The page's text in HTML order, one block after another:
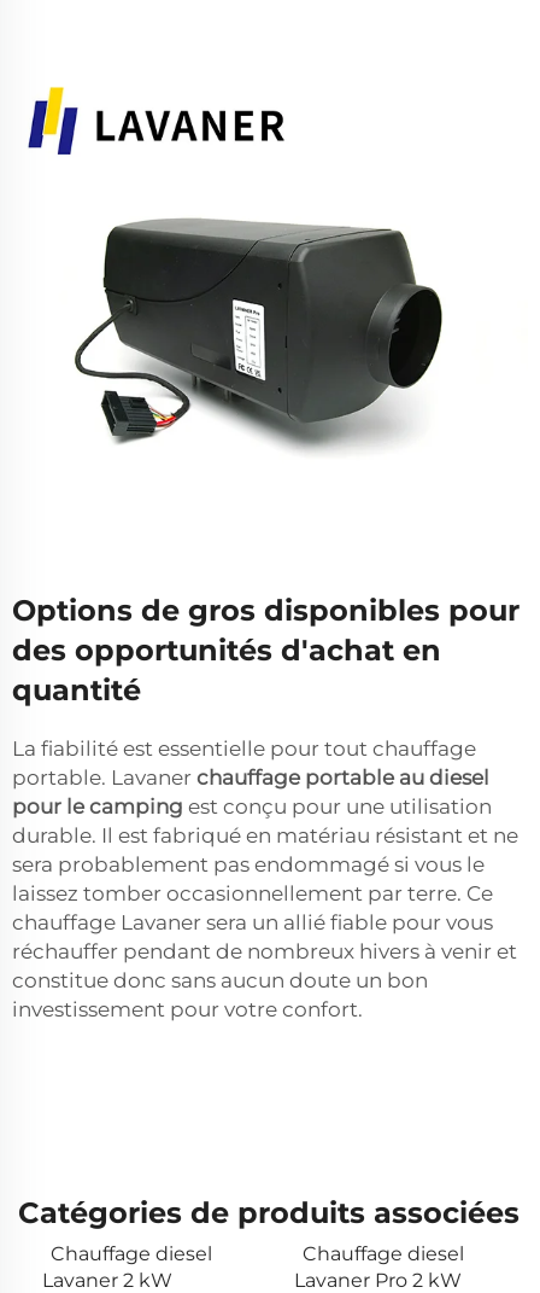
Options de gros disponibles pour
des opportunités d'achat en
quantité
La fiabilité est essentielle pour tout chauffage
portable. Lavaner chauffage portable au diesel
pour le camping est conçu pour une utilisation
durable. Il est fabriqué en matériau résistant et ne
sera probablement pas endommagé si vous le
laissez tomber occasionnellement par terre. Ce
chauffage Lavaner sera un allié fiable pour vous
réchauffer pendant de nombreux hivers à venir et
constitue donc sans aucun doute un bon
investissement pour votre confort.
Catégories de produits associées
Chauffage diesel
Lavaner 2 kW
Chauffage diesel
Lavaner Pro 2 kW